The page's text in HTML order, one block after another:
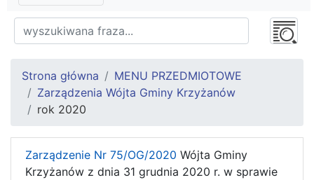
Strona główna
MENU PRZEDMIOTOWE
Zarządzenia Wójta Gminy Krzyżanów
rok 2020
Zarządzenie Nr 75/OG/2020 Wójta Gminy
Krzyżanów z dnia 31 grudnia 2020 r. w sprawie